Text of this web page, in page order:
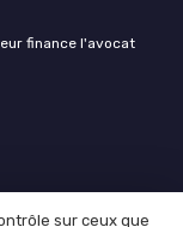
finance l'avocat
sur ceux que